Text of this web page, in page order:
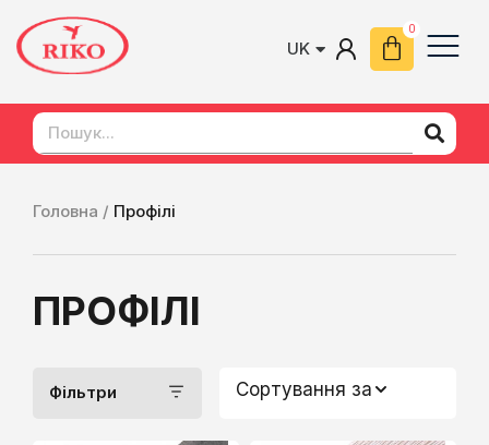
UK
EN
Головна / Профілі
ПРОФІЛІ
Фільтри Сортування за